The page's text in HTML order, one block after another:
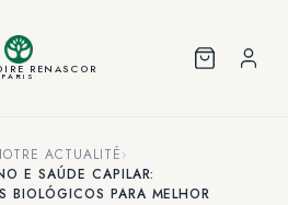
RENASCOR
PARIS
ACTUALITÉ›
E SAÚDE CAPILAR:
BIOLÓGICOS PARA MELHOR